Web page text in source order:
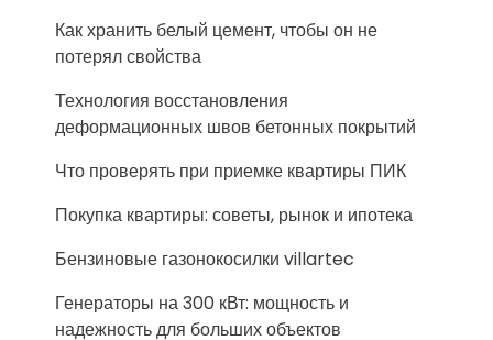
Как хранить белый цемент, чтобы он не
потерял свойства
Технология восстановления
деформационных швов бетонных покрытий
Что проверять при приемке квартиры ПИК
Покупка квартиры: советы, рынок и ипотека
Бензиновые газонокосилки villartec
Генераторы на 300 кВт: мощность и
надежность для больших объектов